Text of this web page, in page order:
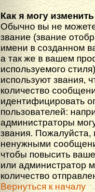
Как я могу
Обычно вы не
звание (звание
имени в созданном
а так же в вашем
используемого
используют звания,
количество
идентифицировать
пользователей:
администраторы
звания.
ненужными
чтобы повысить
или администратор
количество
Вернуться к началу